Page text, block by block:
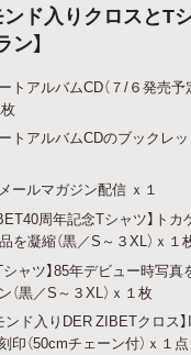
ンド入りクロスとT
】
トアルバムCD（７/６発売予
トアルバムCDのブックレ
ールマガジン配信 ｘ１
周年記念Tシャツ】ト
を凝縮（黒／S～３XL）ｘ１
シャツ】85年デビュー時写
（黒／S～３XL）ｘ１枚
ンド入りDER ZIBETクロス
印（50cmチェーン付）ｘ１点